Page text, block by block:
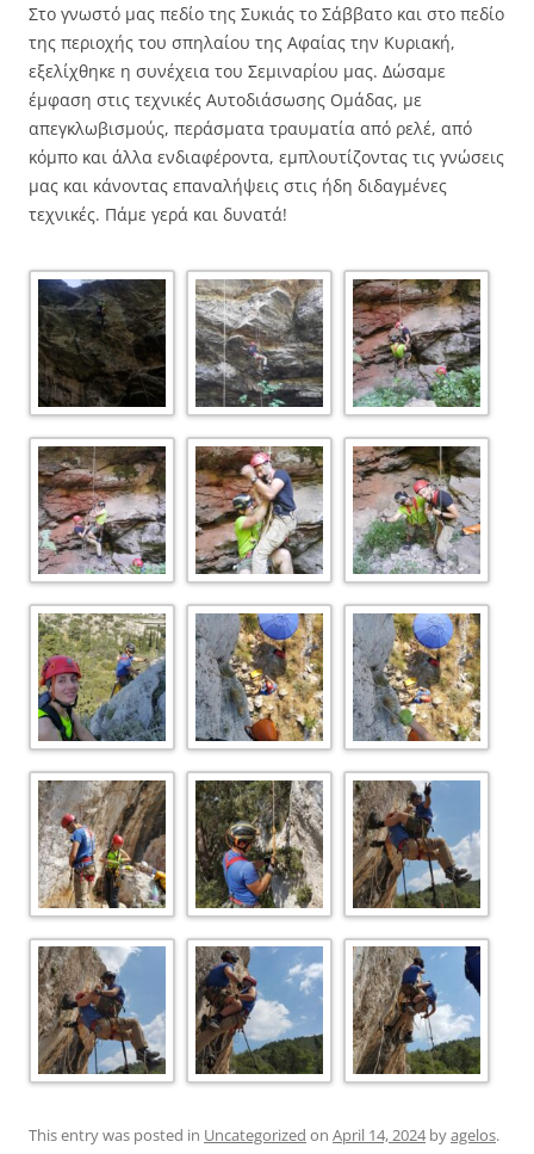
Στο γνωστό μας πεδίο της Συκιάς το Σάββατο και στο πεδίο
της περιοχής του σπηλαίου της Αφαίας την Κυριακή,
εξελίχθηκε η συνέχεια του Σεμιναρίου μας. Δώσαμε
έμφαση στις τεχνικές Αυτοδιάσωσης Ομάδας, με
απεγκλωβισμούς, περάσματα τραυματία από ρελέ, από
κόμπο και άλλα ενδιαφέροντα, εμπλουτίζοντας τις γνώσεις
μας και κάνοντας επαναλήψεις στις ήδη διδαγμένες
τεχνικές. Πάμε γερά και δυνατά!
This entry was posted in Uncategorized on April 14, 2024byagelos.